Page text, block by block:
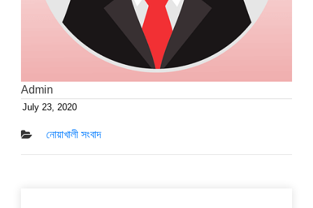
Admin
Posted
on
July 23, 2020
নোয়াখালী সংবাদ